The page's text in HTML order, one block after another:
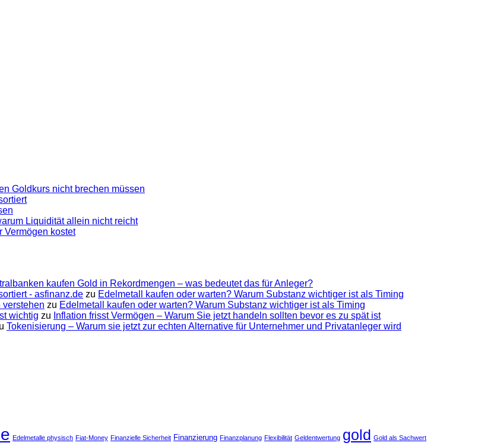
Goldkurs nicht brechen müssen
Liquidität allein nicht reicht
Vermögen kostet
kaufen Gold in Rekordmengen – was bedeutet das für Anleger?
- asfinanz.de zu Edelmetall kaufen oder warten? Warum Substanz wichtiger ist als Timing
verstehen zu Edelmetall kaufen oder warten? Warum Substanz wichtiger ist als Timing
wichtig zu Inflation frisst Vermögen – Warum Sie jetzt handeln sollten bevor es zu spät ist
Tokenisierung – Warum sie jetzt zur echten Alternative für Unternehmer und Privatanleger wird
Edelmetalle physisch Fiat-Money Finanzielle Sicherheit Finanzierung Finanzplanung Flexibilität Geldentwertung gold Gold als Sachwert